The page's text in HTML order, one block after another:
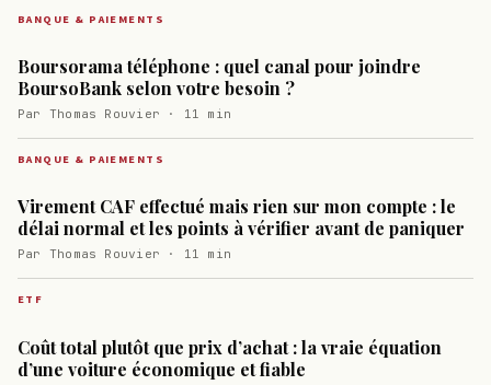
BANQUE & PAIEMENTS
Boursorama téléphone : quel canal pour joindre
BoursoBank selon votre besoin ?
Par Thomas Rouvier · 11 min
BANQUE & PAIEMENTS
Virement CAF effectué mais rien sur mon compte : le
délai normal et les points à vérifier avant de paniquer
Par Thomas Rouvier · 11 min
ETF
Coût total plutôt que prix d’achat : la vraie équation
d’une voiture économique et fiable